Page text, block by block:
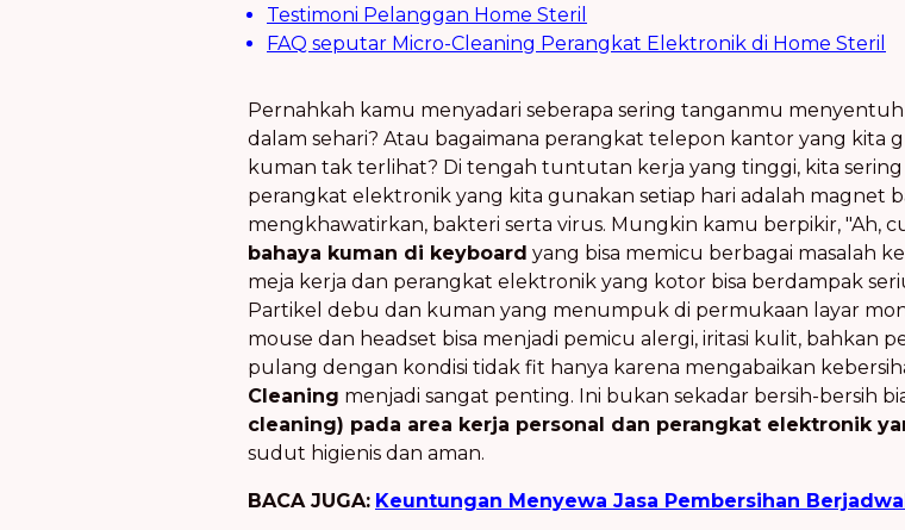
Testimoni Pelanggan Home Steril
FAQ seputar Micro-Cleaning Perangkat Elektronik di Home Steril
Pernahkah kamu menyadari seberapa sering tanganmu
dalam sehari? Atau bagaimana perangkat telepon kantor yang kita
kuman tak terlihat? Di tengah tuntutan kerja yang tinggi, kita
perangkat elektronik yang kita gunakan setiap hari adalah magnet
mengkhawatirkan, bakteri serta virus. Mungkin kamu berpikir, "Ah,
bahaya kuman di keyboard yang bisa memicu berbagai masalah
meja kerja dan perangkat elektronik yang kotor bisa berdampak
Partikel debu dan kuman yang menumpuk di permukaan layar
mouse dan headset bisa menjadi pemicu alergi, iritasi kulit, bahkan
pulang dengan kondisi tidak fit hanya karena mengabaikan
Cleaning menjadi sangat penting. Ini bukan sekadar bersih-bersih
cleaning) pada area kerja personal dan perangkat elektronik
sudut higienis dan aman.
BACA JUGA: Keuntungan Menyewa Jasa Pembersihan